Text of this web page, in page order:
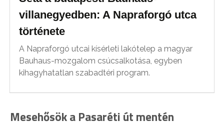
villanegyedben: A Napraforgó utca
története
A Napraforgó utcai kísérleti lakótelep a magyar
Bauhaus-mozgalom csúcsalkotása, egyben
kihagyhatatlan szabadtéri program.
Mesehősök a Pasaréti út mentén